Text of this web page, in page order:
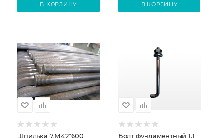
В КОРЗИНУ В КОРЗИНУ
Шпилька 7.М42*600 Болт фундаментный 1.1